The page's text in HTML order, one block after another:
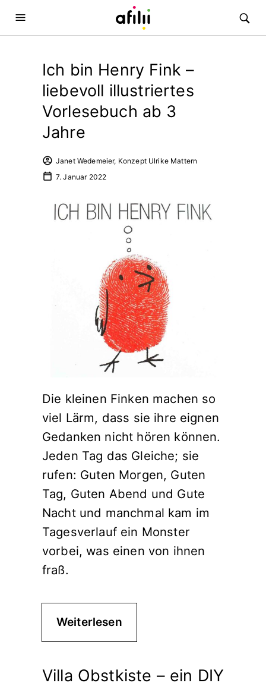
Ich bin Henry Fink –
liebevoll illustriertes
Vorlesebuch ab 3
Jahre
Janet Wedemeier, Konzept Ulrike Mattern
7. Januar 2022
Die kleinen Finken machen so
viel Lärm, dass sie ihre eignen
Gedanken nicht hören können.
Jeden Tag das Gleiche; sie
rufen: Guten Morgen, Guten
Tag, Guten Abend und Gute
Nacht und manchmal kam im
Tagesverlauf ein Monster
vorbei, was einen von ihnen
fraß.
Weiterlesen
Villa Obstkiste – ein DIY